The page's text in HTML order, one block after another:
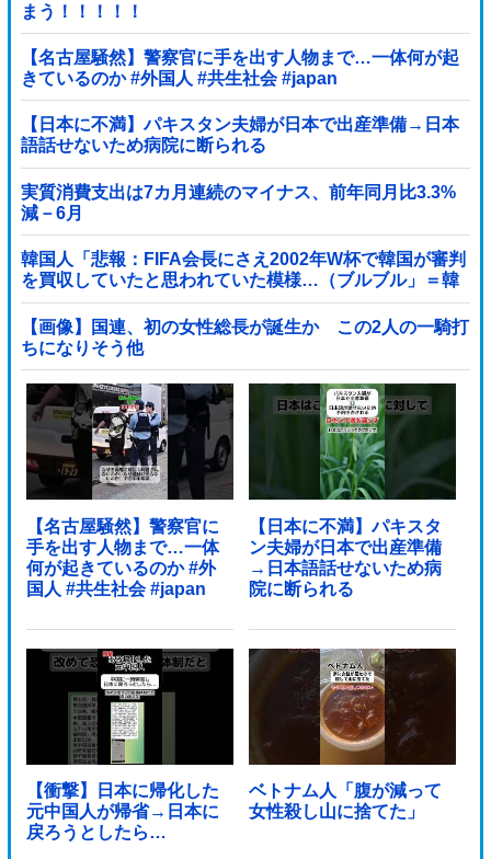
まう！！！！！
【名古屋騒然】警察官に手を出す人物まで…一体何が起
きているのか #外国人 #共生社会 #japan
【日本に不満】パキスタン夫婦が日本で出産準備→日本
語話せないため病院に断られる
実質消費支出は7カ月連続のマイナス、前年同月比3.3%
減－6月
韓国人「悲報：FIFA会長にさえ2002年W杯で韓国が審判
を買収していたと思われていた模様…（ブルブル」＝韓
国の反応
【画像】国連、初の女性総長が誕生か この2人の一騎打
ちになりそう他
【名古屋騒然】警察官に
手を出す人物まで…一体
何が起きているのか #外
国人 #共生社会 #japan
【日本に不満】パキスタ
ン夫婦が日本で出産準備
→日本語話せないため病
院に断られる
【衝撃】日本に帰化した
元中国人が帰省→日本に
戻ろうとしたら…
ベトナム人「腹が減って
女性殺し山に捨てた」